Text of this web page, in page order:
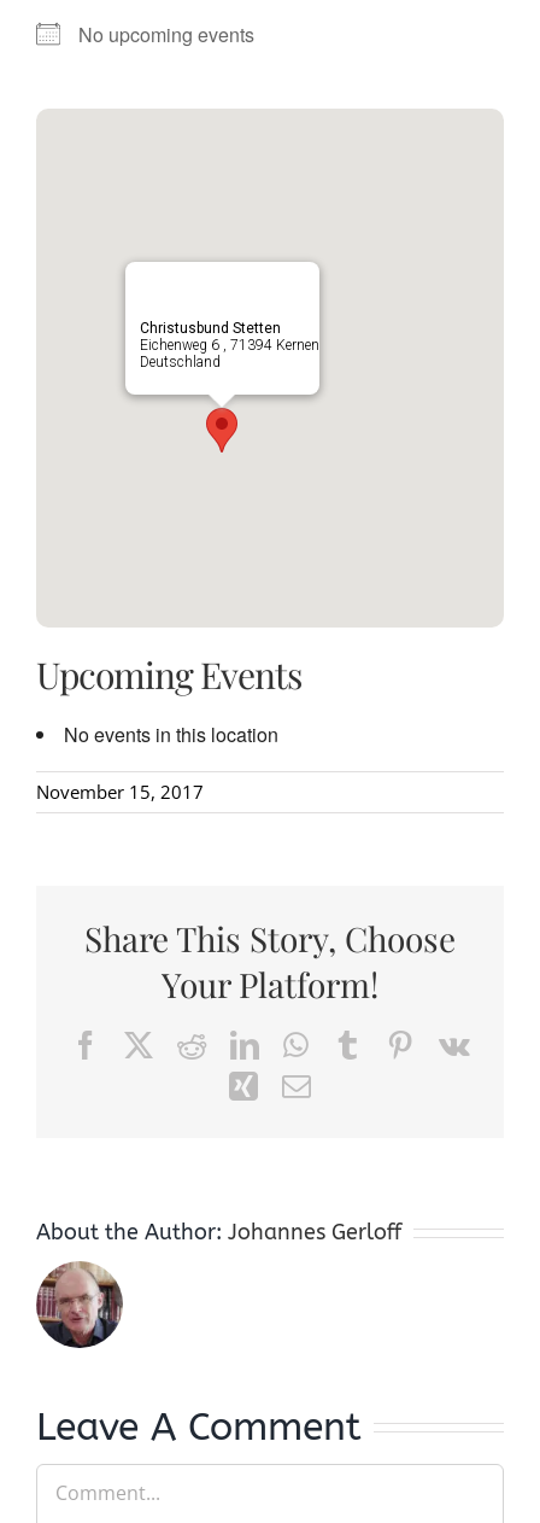
No upcoming events
Christusbund Stetten
Eichenweg 6 , 71394 Kernen
Deutschland
Upcoming Events
No events in this location
November 15, 2017
Share This Story, Choose
Your Platform!
FacebookRedditLinkedInWhatsApp
TumblrPinterest
Vk
XingEmail
About the Author: Johannes Gerloff
Leave A Comment
Comment